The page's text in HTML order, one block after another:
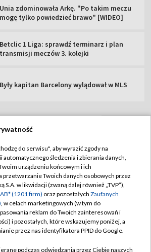
Unia zdominowała Arkę. "Po takim meczu
mogę tylko powiedzieć brawo" [WIDEO]
Betclic 1 Liga: sprawdź terminarz i plan
transmisji meczów 3. kolejki
Były kapitan Barcelony wylądował w MLS
Abonament TVP
Sklep TVP
Biuro Reklamy
Oferta Handlowa
Telegazeta ogłoszenia
Regulamin TVP
Polityka prywatności
Moje zgody
Biuro reklamy
Kontakt
do serwisu", aby wyrazić zgody na
śledzenia i zbierania danych,
urządzeniu końcowym i ich
przetwarzanie Twoich danych osobowych przez
S.A. w likwidacji (zwaną dalej również „TVP”),
(1201 firm) oraz pozostałych Zaufanych
, w celach marketingowych (w tym do
reklam do Twoich zainteresowań i
i pozostałych, które wskazujemy poniżej, a
przez nas identyfikatora PPID do Google.
podczas odwiedzania przez Ciebie naszych